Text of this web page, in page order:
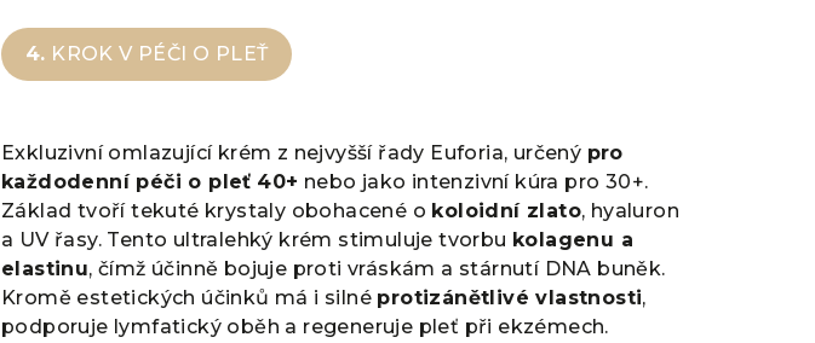
produktu
je
0,0
5
hvězdiček.
4. KROK V PÉČI O PLEŤ
Exkluzivní omlazující krém z nejvyšší řady Euforia, určený pro
každodenní péči o pleť 40+ nebo jako intenzivní kúra pro 30+.
Základ tvoří tekuté krystaly obohacené o koloidní zlato, hyaluron
a UV řasy. Tento ultralehký krém stimuluje tvorbu kolagenu a
elastinu, čímž účinně bojuje proti vráskám a stárnutí DNA buněk.
Kromě estetických účinků má i silné protizánětlivé vlastnosti,
podporuje lymfatický oběh a regeneruje pleť při ekzémech.